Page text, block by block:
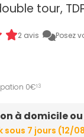
tour,
2 avis Posez
0€13
à domicile
En stock sous